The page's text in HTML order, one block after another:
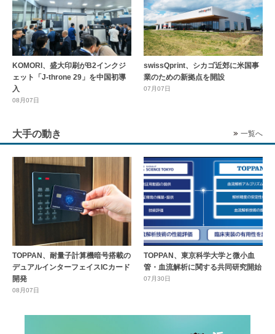
KOMORI、盛大印刷がB2インクジ
ェット「J-throne 29」を中国初導
入
08月07日
swissQprint、シカゴ近郊に⽶国事
業のための新拠点を開設
07月07日
大手の動き 一覧へ
TOPPAN、耐量子計算機暗号搭載の
デュアルインターフェイスICカード
開発
08月07日
TOPPAN、東京科学大学と微小血
管・血流解析に関する共同研究開始
07月30日